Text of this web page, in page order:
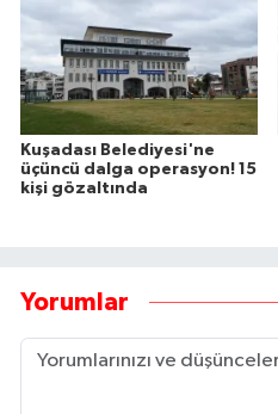
Kuşadası Belediyesi'ne
üçüncü dalga operasyon! 15
kişi gözaltında
Yorumlar